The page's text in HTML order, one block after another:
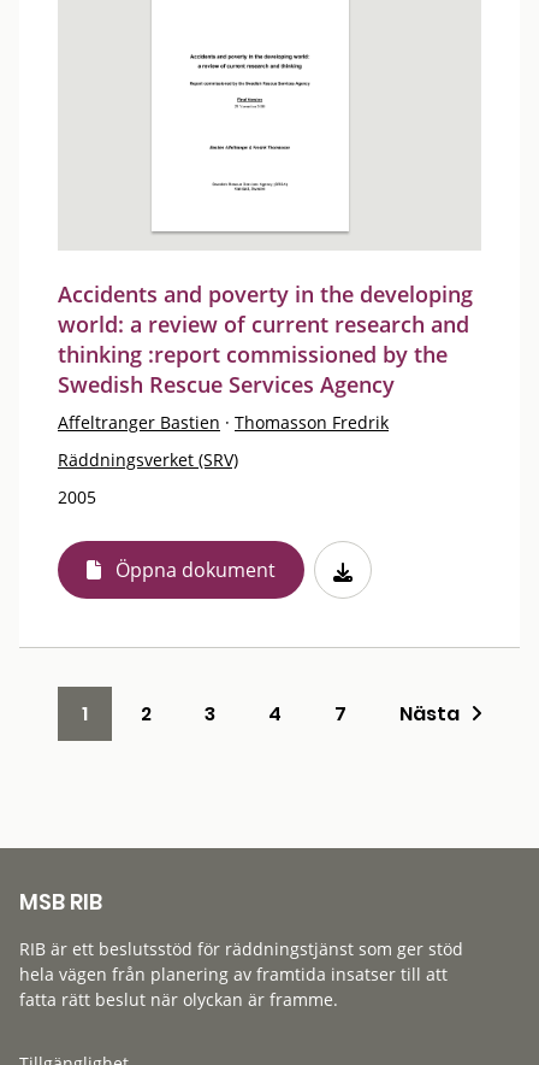
Accidents and poverty in the developing
world: a review of current research and
thinking :report commissioned by the
Swedish Rescue Services Agency
Affeltranger Bastien · Thomasson Fredrik
Räddningsverket (SRV)
2005
Öppna dokument
1 2 3 4 7 Nästa
MSB RIB
RIB är ett beslutsstöd för räddningstjänst som ger stöd
hela vägen från planering av framtida insatser till att
fatta rätt beslut när olyckan är framme.